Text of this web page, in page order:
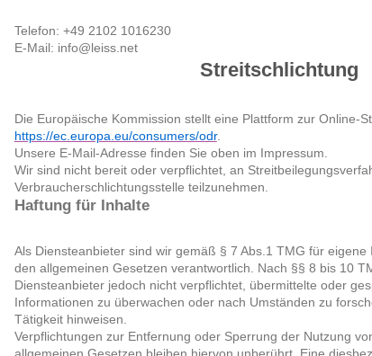
Telefon: +49 2102 1016230
E-Mail: info@leiss.net
Streitschlichtung
Die Europäische Kommission stellt eine Plattform zur Online-
https://ec.europa.eu/consumers/odr.
Unsere E-Mail-Adresse finden Sie oben im Impressum.
Wir sind nicht bereit oder verpflichtet, an
Verbraucherschlichtungsstelle teilzunehmen.
Haftung für Inhalte
Als Diensteanbieter sind wir gemäß § 7 Abs.1 TMG für
den allgemeinen Gesetzen verantwortlich. Nach §§ 8 bis 10
Diensteanbieter jedoch nicht verpflichtet, übermittelte oder
Informationen zu überwachen oder nach Umständen zu
Tätigkeit hinweisen.
Verpflichtungen zur Entfernung oder Sperrung der Nutzung